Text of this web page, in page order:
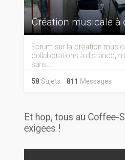
Création musicale à
Forum sur la création
collaborations à distance,
sans...
58Sujets 811 Messages
Et hop, tous au Coffee-
exigees !